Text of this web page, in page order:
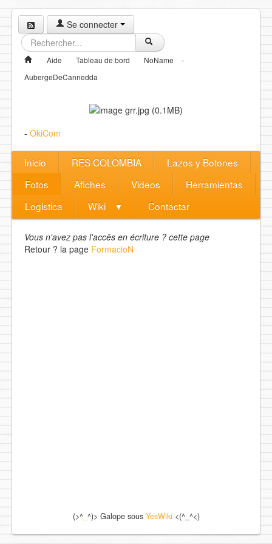
Se connecter
Aide Tableau de bord NoName
-
AubergeDeCannedda
- OkiCom
Inicio RES COLOMBIA
Lazos y Botones
Fotos
Afiches Videos
Herramientas
Logistica
Wiki ▼ Contactar
Vous n'avez pas l'accês en écriture ? cette page
Retour ? la page FormacioN
(>^_ ^)> Galope sous YesWiki <(^_^<)